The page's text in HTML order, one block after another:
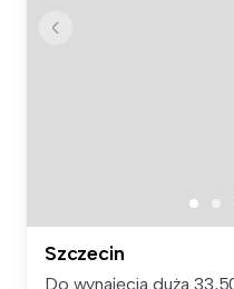
Szczecin
Do wynajęcia duża